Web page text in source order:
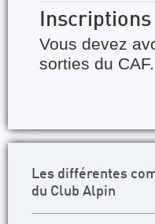
Inscriptions
Vous devez
sorties du CAF.
Les différentes
du Club Alpin